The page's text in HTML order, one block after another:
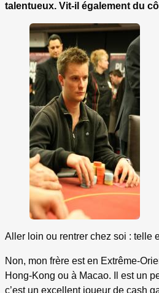
talentueux. Vit-il également du
Aller loin ou rentrer chez soi : telle
Non, mon frère est en Extrême-
Hong-Kong ou à Macao. Il est un
c’est un excellent joueur de cash